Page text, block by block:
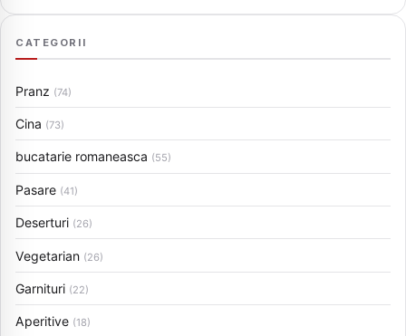
CATEGORII
Pranz (74)
Cina (73)
bucatarie romaneasca (55)
Pasare (41)
Deserturi (26)
Vegetarian (26)
Garnituri (22)
Aperitive (18)